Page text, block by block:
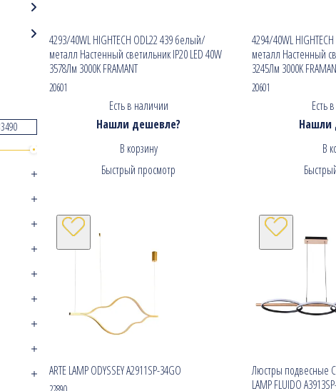
4293/40WL HIGHTECH ODL22 439 белый/
металл Настенный светильник IP20 LED 40W
3578Лм 3000K FRAMANT
20601
Есть в наличии
Нашли дешевле?
В корзину
Быстрый просмотр
4294/40WL
металл Настенный
3245Лм 3000K
20601
Есть
Нашли
В
ARTE LAMP ODYSSEY A2911SP-34GO
Люстры подвесные
LAMP FLUIDO